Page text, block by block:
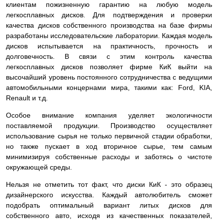
клиентам пожизненную гарантию на любую модель
легкосплавных дисков. Для подтверждения и проверки
качества дисков собственного производства на базе фирмы
разработаны исследовательские лаборатории. Каждая модель
дисков испытывается на практичность, прочность и
долговечность. В связи с этим контроль качества
легкосплавных дисков позволяет фирме КиК выйти на
высочайший уровень постоянного сотрудничества с ведущими
автомобильными концернами мира, такими как: Ford, KIA,
Renault и т.д.
Особое внимание компания уделяет экологичности
поставляемой продукции. Производство осуществляет
использование сырья не только первичной стадии обработки,
но также пускает в ход вторичное сырье, тем самым
минимизируя собственные расходы и заботясь о чистоте
окружающей среды.
Нельзя не отметить тот факт, что диски КиК - это образец
дизайнерского искусства. Каждый автолюбитель сможет
подобрать оптимальный вариант литых дисков для
собственного авто, исходя из качественных показателей,